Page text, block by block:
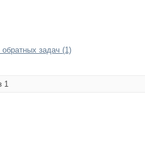
задач (1)
1